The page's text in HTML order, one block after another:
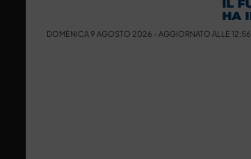
DOMENICA 9 AGOSTO 2026 - AGGIORNATO ALLE 12:56